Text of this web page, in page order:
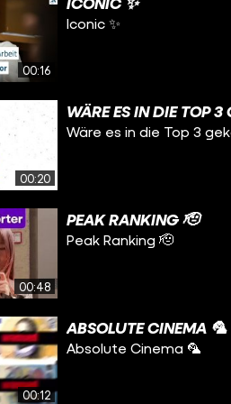
00:16
Iconic ✨
00:20
WÄRE ES IN DIE TOP
Wäre es in die Top 3
00:48
PEAK RANKING 🫡
Peak Ranking 🫡
00:12
ABSOLUTE CINEMA 🦜
Absolute Cinema 🦜